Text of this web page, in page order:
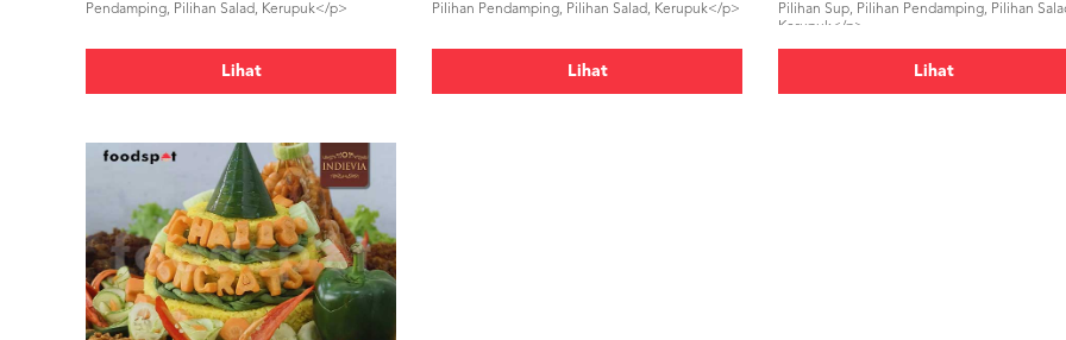
Pendamping, Pilihan Salad, Kerupuk</p>
Lihat
Pilihan Pendamping, Pilihan Salad, Kerupuk</p>
Lihat
Pilihan Sup, Pilihan Pendamping, Pilihan
Kerupuk</p>
Lihat